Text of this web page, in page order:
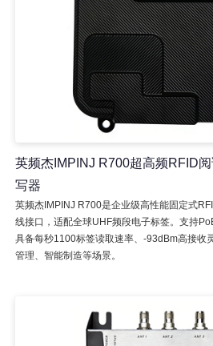
英频杰IMPINJ R700超高频RFID
写器
英频杰IMPINJ R700是企业级高性能固定式
线接口，适配全球UHF频段电子标签。支持
具备每秒1100标签读取速率、-93dBm高接收
管理、智能制造等场景。